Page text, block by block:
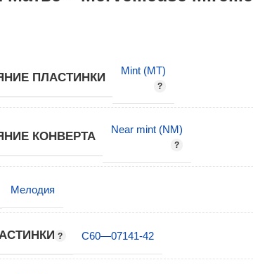
ПЛАСТИНКИ
Mint (MT)
КОНВЕРТА
Near mint (NM)
Мелодия
С60—07141-42